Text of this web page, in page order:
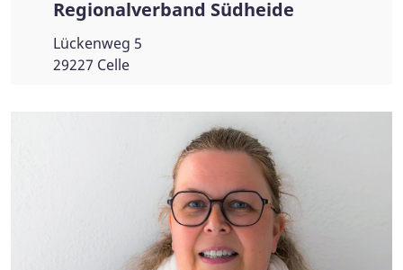
Regionalverband Südheide
Lückenweg 5
29227 Celle